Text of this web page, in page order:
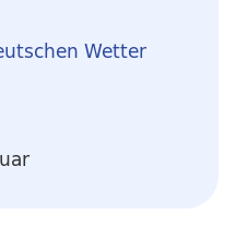
Wetter